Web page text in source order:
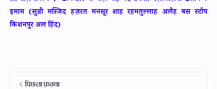
इमाम (सुन्नी मस्जिद हज़रत मनसूर शाह रहमतुल्लाह अलैह बस स्टॉप
किशनपुर अल हिंद)